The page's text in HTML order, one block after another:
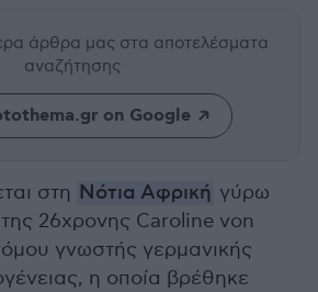
άρθρα μας στα αποτελέσματα
αναζήτησης
on Google
στη Νότια Αφρική γύρω
26χρονης Caroline von
γνωστής γερμανικής
η οποία βρέθηκε